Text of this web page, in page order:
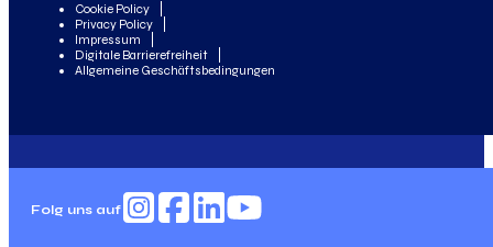
Cookie Policy
Privacy Policy
Impressum
Digitale Barrierefreiheit
Allgemeine Geschäftsbedingungen
Folg uns auf